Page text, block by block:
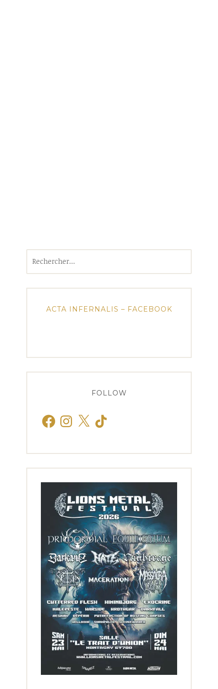
ACTA INFERNALIS – FACEBOOK
FOLLOW
FacebookInstagram
X TikTok